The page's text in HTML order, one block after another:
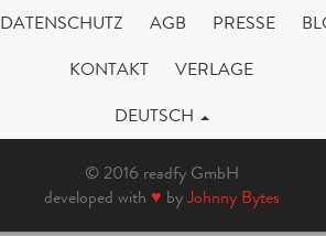
DATENSCHUTZ AGB PRESSE
KONTAKT
VERLAGE
DEUTSCH
© 2016 readfy GmbH
developed with ♥ byJohnny Bytes